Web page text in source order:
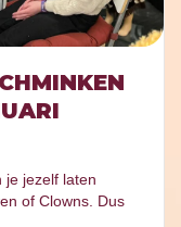
je jezelf laten
of Clowns. Dus